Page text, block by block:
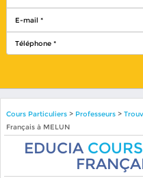
Cours Particuliers> Professeurs >
Français à MELUN
EDUCIA